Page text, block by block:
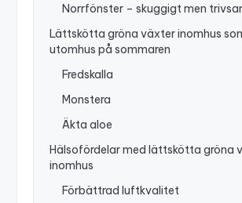
Norrfönster – skuggigt men
Lättskötta gröna växter inomhus
utomhus på sommaren
Fredskalla
Monstera
Äkta aloe
Hälsofördelar med lättskötta gröna
inomhus
Förbättrad luftkvalitet